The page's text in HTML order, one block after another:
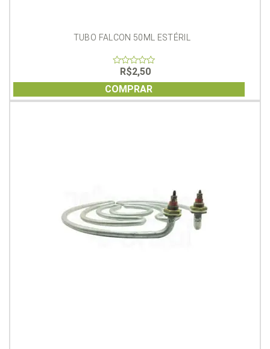
TUBO FALCON 50ML ESTÉRIL
of
5
R$2,50
COMPRAR